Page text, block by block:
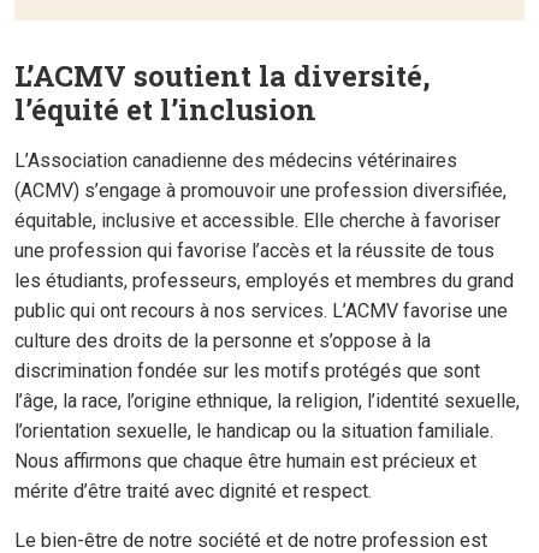
L’ACMV soutient la diversité,
l’équité et l’inclusion
L’Association canadienne des médecins vétérinaires
(ACMV) s’engage à promouvoir une profession diversifiée,
équitable, inclusive et accessible. Elle cherche à favoriser
une profession qui favorise l’accès et la réussite de tous
les étudiants, professeurs, employés et membres du grand
public qui ont recours à nos services. L’ACMV favorise une
culture des droits de la personne et s’oppose à la
discrimination fondée sur les motifs protégés que sont
l’âge, la race, l’origine ethnique, la religion, l’identité sexuelle,
l’orientation sexuelle, le handicap ou la situation familiale.
Nous affirmons que chaque être humain est précieux et
mérite d’être traité avec dignité et respect.
Le bien-être de notre société et de notre profession est